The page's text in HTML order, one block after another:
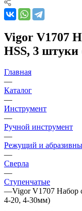
Vigor V1707
HSS, 3 штуки
Главная
—
Каталог
—
Инструмент
—
Ручной инструмент
—
Режущий и
—
Сверла
—
Ступенчатые
—Vigor V1707 Набор
4-20, 4-30мм)